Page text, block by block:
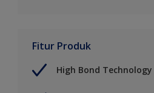
Fitur Produk
High Bond Technology